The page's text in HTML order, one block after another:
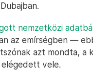
nemzetközi
az emírségben —
azt mondta, a
vele.